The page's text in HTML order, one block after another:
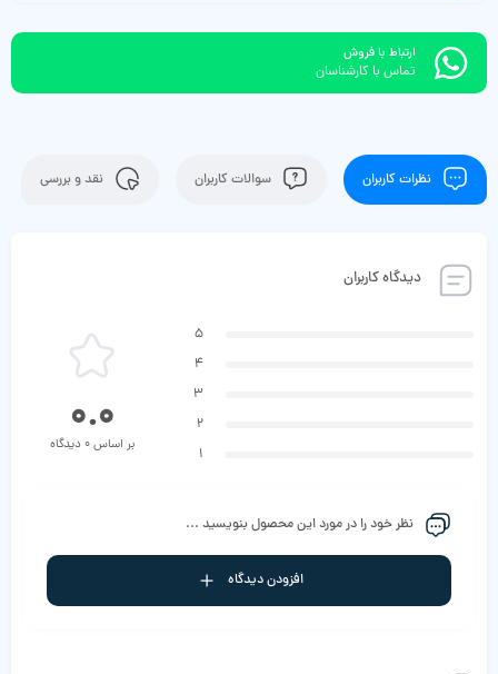
ارتباط با فروش
تماس با کارشناسان
نظرات کاربران سوالات کاربران نقد و بررسی
دیدگاه کاربران
5
4
3
2
1
0.0
بر اساس 0 دیدگاه
نظر خود را در مورد این محصول بنویسید ...
افزودن دیدگاه